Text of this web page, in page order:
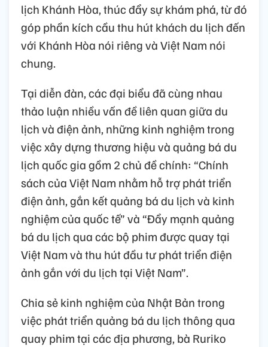
lịch Khánh Hòa, thúc đẩy sự khám phá, từ đó
góp phần kích cầu thu hút khách du lịch đến
với Khánh Hòa nói riêng và Việt Nam nói
chung.
Tại diễn đàn, các đại biểu đã cùng nhau
thảo luận nhiều vấn đề liên quan giữa du
lịch và điện ảnh, những kinh nghiệm trong
việc xây dựng thương hiệu và quảng bá du
lịch quốc gia gồm 2 chủ đề chính: “Chính
sách của Việt Nam nhằm hỗ trợ phát triển
điện ảnh, gắn kết quảng bá du lịch và kinh
nghiệm của quốc tế” và “Đẩy mạnh quảng
bá du lịch qua các bộ phim được quay tại
Việt Nam và thu hút đầu tư phát triển điện
ảnh gắn với du lịch tại Việt Nam”.
Chia sẻ kinh nghiệm của Nhật Bản trong
việc phát triển quảng bá du lịch thông qua
quay phim tại các địa phương, bà Ruriko